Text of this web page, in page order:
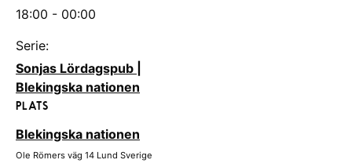
18:00 - 00:00
Serie:
Sonjas Lördagspub |
Blekingska nationen
PLATS
Blekingska nationen
Ole Römers väg 14 Lund Sverige